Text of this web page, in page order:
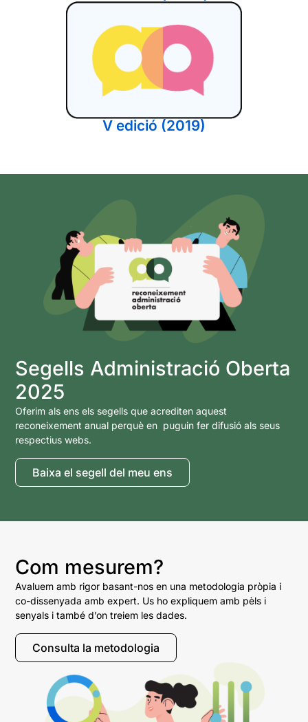
V edició (2019)
Segells Administració Oberta
2025
Oferim als ens els segells que acrediten aquest
reconeixement anual perquè en puguin fer difusió als seus
respectius webs.
Baixa el segell del meu ens
Com mesurem?
Avaluem amb rigor basant-nos en una metodologia pròpia i
co-dissenyada amb expert. Us ho expliquem amb pèls i
senyals i també d’on treiem les dades.
Consulta la metodologia